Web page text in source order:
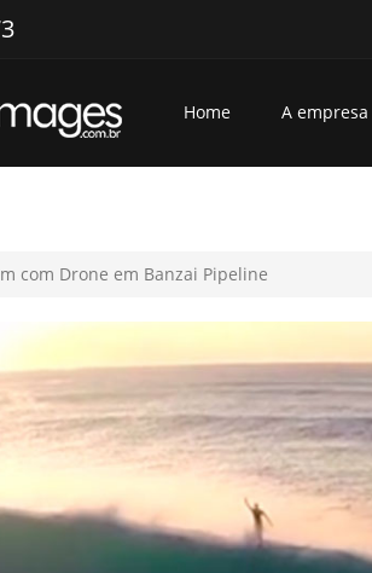
Home A empresa
com Drone em Banzai Pipeline